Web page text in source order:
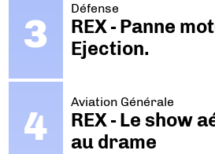
Défense
REX - Panne
Ejection.
Aviation Générale
REX - Le show
au drame